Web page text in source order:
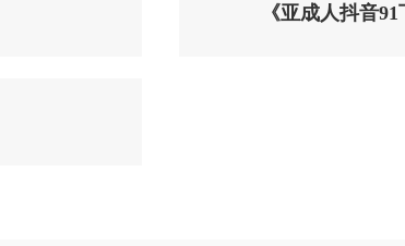
《亚成人抖音